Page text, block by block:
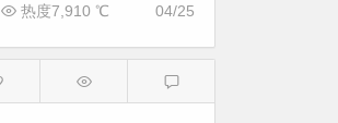
04/25
热度7,910 ℃